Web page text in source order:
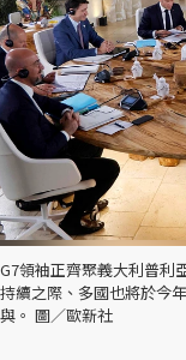
G7領袖正齊聚義大利普利
持續之際、多國也將於今
與。 圖／歐新社